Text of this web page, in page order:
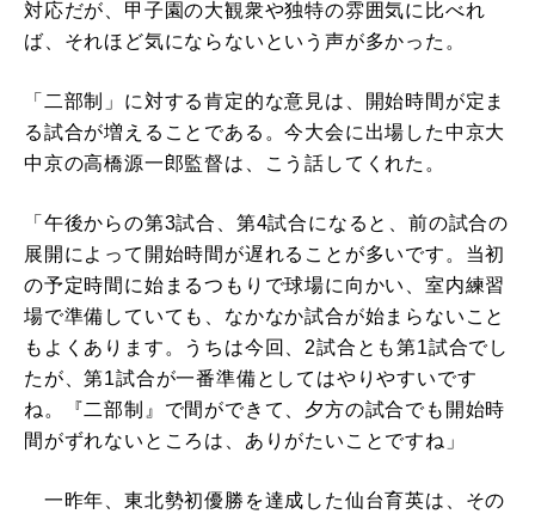
対応だが、甲子園の大観衆や独特の雰囲気に比べれ
ば、それほど気にならないという声が多かった。
「二部制」に対する肯定的な意見は、開始時間が定ま
る試合が増えることである。今大会に出場した中京大
中京の高橋源一郎監督は、こう話してくれた。
「午後からの第3試合、第4試合になると、前の試合の
展開によって開始時間が遅れることが多いです。当初
の予定時間に始まるつもりで球場に向かい、室内練習
場で準備していても、なかなか試合が始まらないこと
もよくあります。うちは今回、2試合とも第1試合でし
たが、第1試合が一番準備としてはやりやすいです
ね。『二部制』で間ができて、夕方の試合でも開始時
間がずれないところは、ありがたいことですね」
一昨年、東北勢初優勝を達成した仙台育英は、その